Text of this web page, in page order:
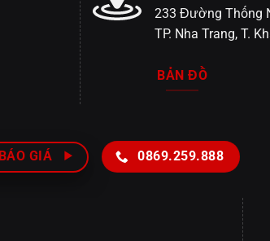
233 Đường Thống
TP. Nha Trang, T.
BẢN ĐỒ
GIÁ 0869.259.888